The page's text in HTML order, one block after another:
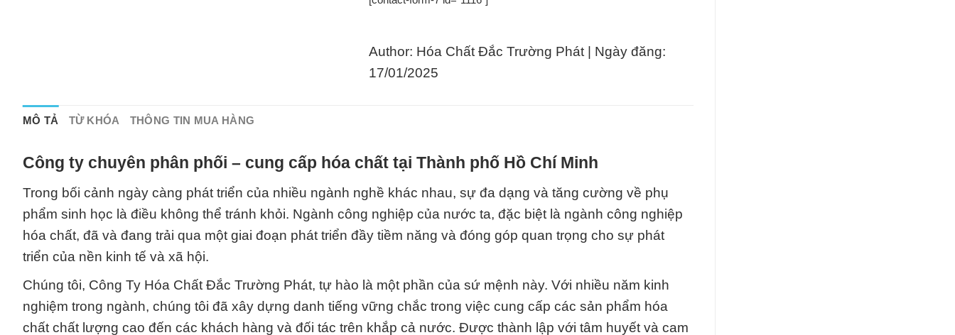
Author: Hóa Chất Đắc Trường Phát | Ngày đăng:
17/01/2025
MÔ TẢ TỪ KHÓA THÔNG TIN MUA HÀNG
Công ty chuyên phân phối – cung cấp hóa chất tại Thành phố Hồ Chí Minh
Trong bối cảnh ngày càng phát triển của nhiều ngành nghề khác nhau, sự đa dạng và tăng cường về phụ
phẩm sinh học là điều không thể tránh khỏi. Ngành công nghiệp của nước ta, đặc biệt là ngành công nghiệp
hóa chất, đã và đang trải qua một giai đoạn phát triển đầy tiềm năng và đóng góp quan trọng cho sự phát
triển của nền kinh tế và xã hội.
Chúng tôi, Công Ty Hóa Chất Đắc Trường Phát, tự hào là một phần của sứ mệnh này. Với nhiều năm kinh
nghiệm trong ngành, chúng tôi đã xây dựng danh tiếng vững chắc trong việc cung cấp các sản phẩm hóa
chất chất lượng cao đến các khách hàng và đối tác trên khắp cả nước. Được thành lập với tâm huyết và cam